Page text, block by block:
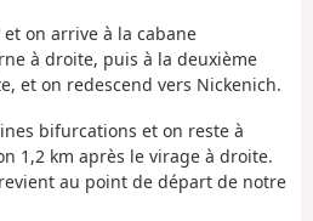
on arrive à la cabane
à droite, puis à la deuxième
et on redescend vers Nickenich.
bifurcations et on reste à
1,2 km après le virage à droite.
au point de départ de notre